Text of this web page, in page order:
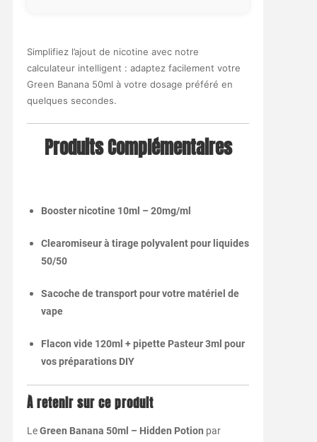
Simplifiez l’ajout de nicotine avec notre
calculateur intelligent : adaptez facilement votre
Green Banana 50ml à votre dosage préféré en
quelques secondes.
Produits Complémentaires
Booster nicotine 10ml – 20mg/ml
Clearomiseur à tirage polyvalent pour liquides
50/50
Sacoche de transport pour votre matériel de
vape
Flacon vide 120ml + pipette Pasteur 3ml pour
vos préparations DIY
À retenir sur ce produit
LeGreen Banana 50ml – Hidden Potion par